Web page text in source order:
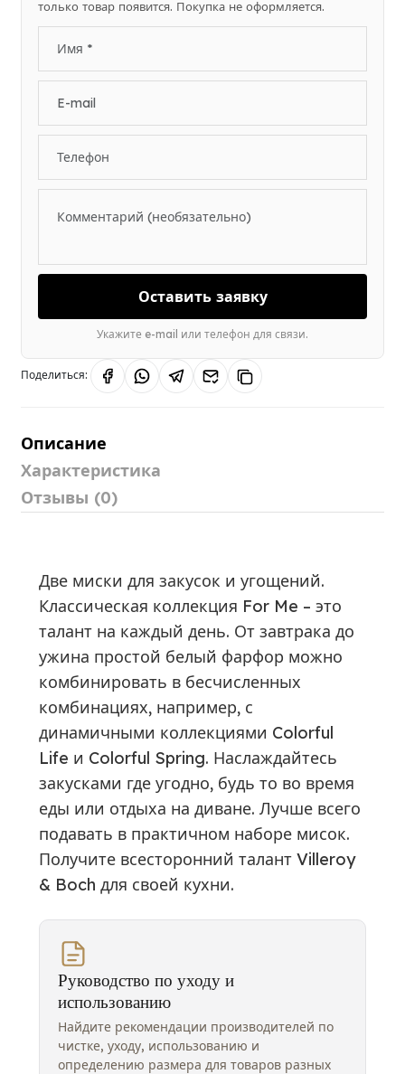
только товар появится. Покупка не оформляется.
Оставить заявку
Укажите e-mail или телефон для связи.
Поделиться:
Описание
Характеристика
Отзывы (0)
Две миски для закусок и угощений.
Классическая коллекция For Me – это
талант на каждый день. От завтрака до
ужина простой белый фарфор можно
комбинировать в бесчисленных
комбинациях, например, с
динамичными коллекциями Colorful
Life и Colorful Spring. Наслаждайтесь
закусками где угодно, будь то во время
еды или отдыха на диване. Лучше всего
подавать в практичном наборе мисок.
Получите всесторонний талант Villeroy
& Boch для своей кухни.
Руководство по уходу и
использованию
Найдите рекомендации производителей по
чистке, уходу, использованию и
определению размера для товаров разных